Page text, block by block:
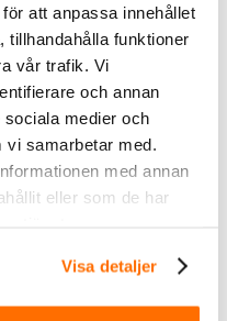
att anpassa innehållet
tillhandahålla funktioner
vår trafik. Vi
och annan
medier och
samarbetar med.
med annan
eller som de har
Visa detaljer